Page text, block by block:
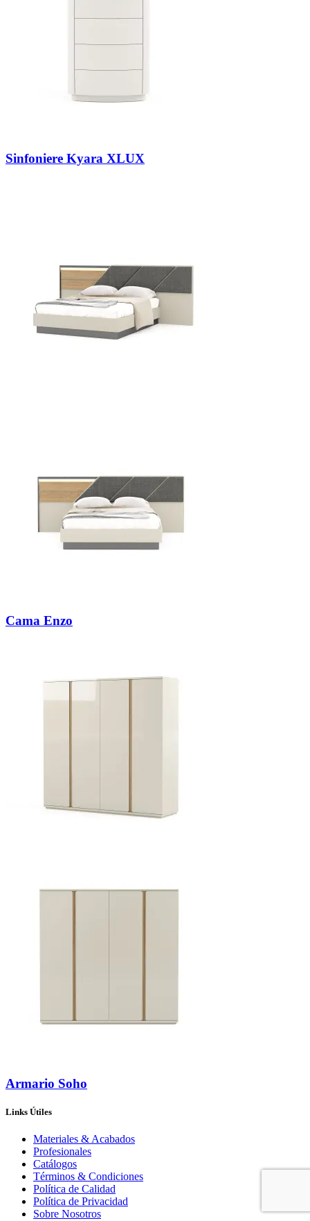
Sinfoniere Kyara XLUX
Cama Enzo
Armario Soho
Links Útiles
Materiales & Acabados
Profesionales
Catálogos
Términos & Condiciones
Política de Calidad
Política de Privacidad
Sobre Nosotros